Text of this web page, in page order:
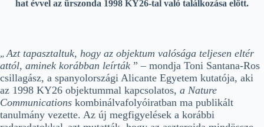
hat évvel az űrszonda 1998 KY26-tal való találkozása előtt.
„ Azt tapasztaltuk, hogy az objektum valósága teljesen eltér
attól, aminek korábban leírták ” – mondja Toni Santana-Ros
csillagász, a spanyolországi Alicante Egyetem kutatója, aki
az 1998 KY26 objektummal kapcsolatos, a Nature
Communications kombinálvafolyóiratban ma publikált
tanulmány vezette. Az új megfigyelések a korábbi